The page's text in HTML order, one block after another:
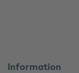
Information